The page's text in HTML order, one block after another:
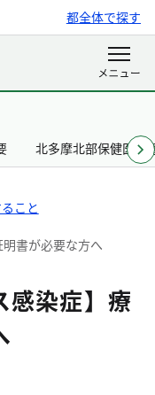
都全体で探す
北多摩北部保健医療
こと
明書が必要な方へ
感染症】療